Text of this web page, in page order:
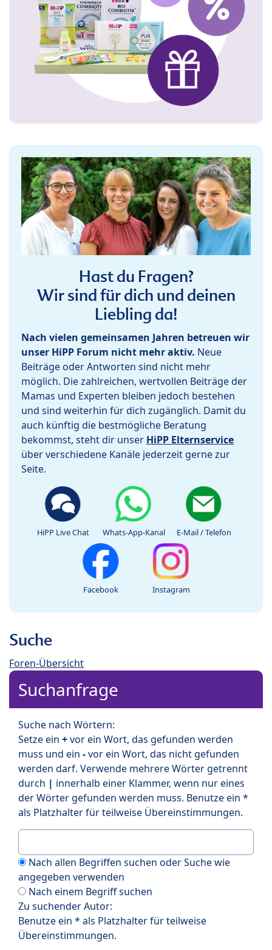
Hast du Fragen?
Wir sind für dich und deinen
Liebling da!
Nach vielen gemeinsamen Jahren betreuen wir
unser HiPP Forum nicht mehr aktiv. Neue
Beiträge oder Antworten sind nicht mehr
möglich. Die zahlreichen, wertvollen Beiträge der
Mamas und Experten bleiben jedoch bestehen
und sind weiterhin für dich zugänglich. Damit du
auch künftig die bestmögliche Beratung
bekommst, steht dir unser HiPP Elternservice
über verschiedene Kanäle jederzeit gerne zur
Seite.
HiPP Live Chat Whats-App-Kanal E-Mail / Telefon
Facebook Instagram
Suche
Foren-Übersicht
Suchanfrage
Suche nach Wörtern:
Setze ein +vor ein Wort, das gefunden werden
muss und ein -vor ein Wort, das nicht gefunden
werden darf. Verwende mehrere Wörter getrennt
durch | innerhalb einer Klammer, wenn nur eines
der Wörter gefunden werden muss. Benutze ein *
als Platzhalter für teilweise Übereinstimmungen.
Nach allen Begriffen suchen oder Suche wie
angegeben verwenden
Nach einem Begriff suchen
Zu suchender Autor:
Benutze ein * als Platzhalter für teilweise
Übereinstimmungen.